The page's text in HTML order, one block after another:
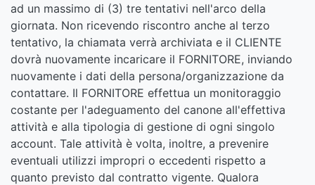
ad un massimo di (3) tre tentativi nell'arco della
giornata. Non ricevendo riscontro anche al terzo
tentativo, la chiamata verrà archiviata e il CLIENTE
dovrà nuovamente incaricare il FORNITORE, inviando
nuovamente i dati della persona/organizzazione da
contattare. Il FORNITORE effettua un monitoraggio
costante per l'adeguamento del canone all'effettiva
attività e alla tipologia di gestione di ogni singolo
account. Tale attività è volta, inoltre, a prevenire
eventuali utilizzi impropri o eccedenti rispetto a
quanto previsto dal contratto vigente. Qualora